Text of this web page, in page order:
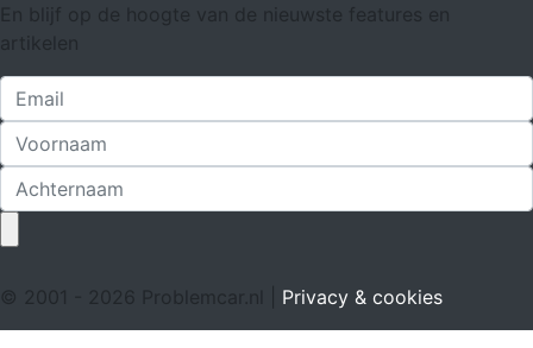
En blijf op de hoogte van de nieuwste features en
artikelen
© 2001 - 2026 Problemcar.nl | Privacy & cookies